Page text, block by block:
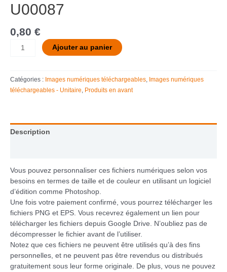
U00087
0,80 €
Ajouter au panier
Catégories : Images numériques téléchargeables Images numériques
téléchargeables - Unitaire Produits en avant
Description
Vous pouvez personnaliser ces fichiers numériques selon vos
besoins en termes de taille et de couleur en utilisant un logiciel
d’édition comme Photoshop.
Une fois votre paiement confirmé, vous pourrez télécharger les
fichiers PNG et EPS. Vous recevrez également un lien pour
télécharger les fichiers depuis Google Drive. N’oubliez pas de
décompresser le fichier avant de l’utiliser.
Notez que ces fichiers ne peuvent être utilisés qu’à des fins
personnelles, et ne peuvent pas être revendus ou distribués
gratuitement sous leur forme originale. De plus, vous ne pouvez